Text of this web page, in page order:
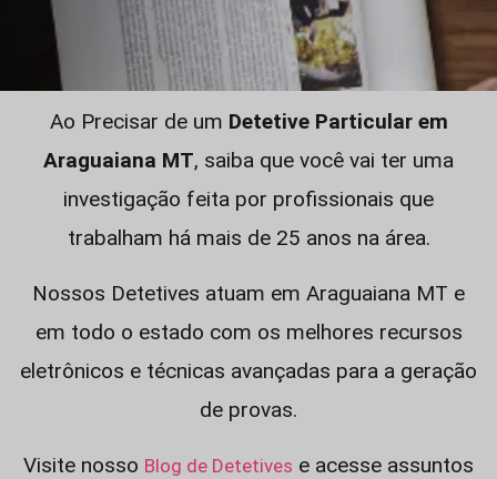
Ao Precisar de um Detetive Particular em
Araguaiana MT, saiba que você vai ter uma
investigação feita por profissionais que
trabalham há mais de 25 anos na área.
Nossos Detetives atuam em Araguaiana MT e
em todo o estado com os melhores recursos
eletrônicos e técnicas avançadas para a geração
de provas.
Visite nosso Blog de Detetives e acesse assuntos